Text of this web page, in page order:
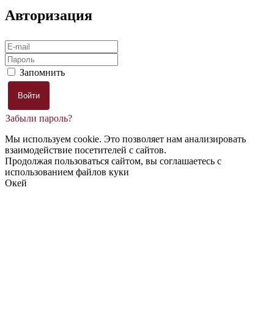
Авторизация
Запомнить
Забыли пароль?
Мы используем cookie. Это позволяет нам анализировать
взаимодействие посетителей с сайтов.
Продолжая пользоваться сайтом, вы соглашаетесь с
использованием файлов куки
Окей